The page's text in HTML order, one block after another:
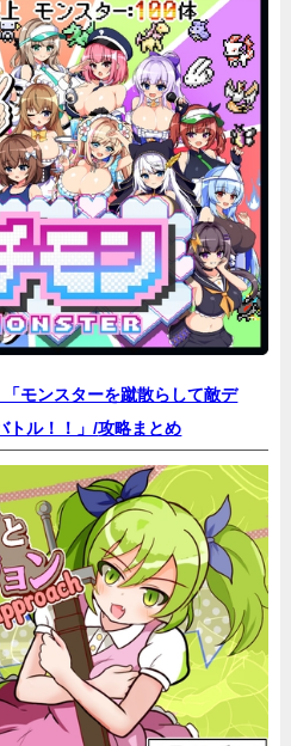
モンスターを蹴散らして敵デ
トル！！」/攻略まとめ